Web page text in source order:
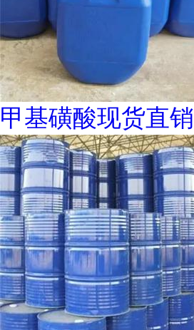
甲基磺酸现货直销